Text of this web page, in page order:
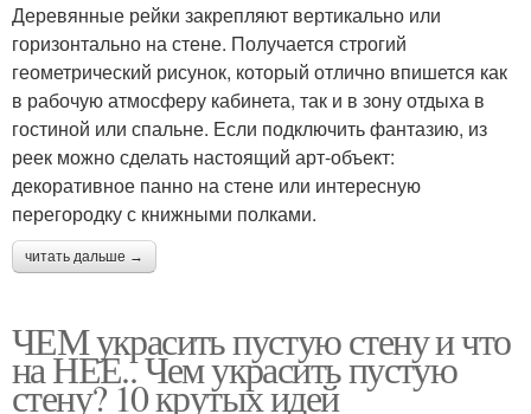
Деревянные рейки закрепляют вертикально или
горизонтально на стене. Получается строгий
геометрический рисунок, который отлично впишется как
в рабочую атмосферу кабинета, так и в зону отдыха в
гостиной или спальне. Если подключить фантазию, из
реек можно сделать настоящий арт-объект:
декоративное панно на стене или интересную
перегородку с книжными полками.
читать дальше →
ЧЕМ украсить пустую стену и что
на НЕЕ.. Чем украсить пустую
стену? 10 крутых идей